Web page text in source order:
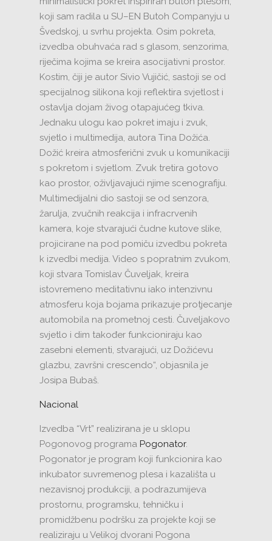
koji sam radila u SU–EN Butoh Companyju u
Švedskoj, u svrhu projekta. Osim pokreta,
izvedba obuhvaća rad s glasom, senzorima,
riječima kojima se kreira asocijativni prostor.
Kostim, čiji je autor Sivio Vujičić, sastoji se od
specijalnog silikona koji reflektira svjetlost i
ostavlja dojam živog otapajućeg tkiva.
Jednaku ulogu kao pokret imaju i zvuk,
svjetlo i multimedija, autora Tina Dožića.
Dožić kreira atmosferični zvuk u komunikaciji
s pokretom i svjetlom. Zvuk tretira gotovo
kao prostor, oživljavajući njime scenografiju.
Multimedijalni dio sastoji se od senzora,
žarulja, zvučnih reakcija i infracrvenih
kamera, koje stvarajući čudne kutove slike,
projicirane na pod pomiču izvedbu pokreta
k izvedbi medija. Video s popratnim zvukom,
koji stvara Tomislav Čuveljak, kreira
istovremeno meditativnu iako intenzivnu
atmosferu koja bojama prikazuje protjecanje
automobila na prometnoj cesti. Čuveljakovo
svjetlo i dim također funkcioniraju kao
zasebni elementi, stvarajući, uz Dožićevu
glazbu, završni crescendo“, objasnila je
Josipa Bubaš.
Nacional
Izvedba “Vrt” realizirana je u sklopu
Pogonovog programa Pogonator.
Pogonator je program koji funkcionira kao
inkubator suvremenog plesa i kazališta u
nezavisnoj produkciji, a podrazumijeva
prostornu, programsku, tehničku i
promidžbenu podršku za projekte koji se
realiziraju u Velikoj dvorani Pogona